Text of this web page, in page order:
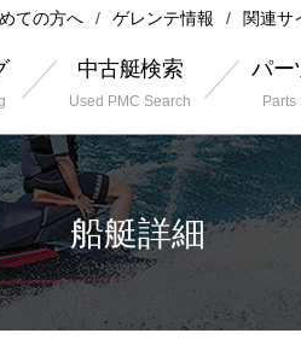
ての方へ ゲレンテ情報 関連サ
中古艇検索
Used PMC Search
パー
Parts
船艇詳細